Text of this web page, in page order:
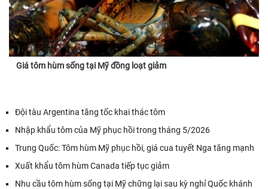
Giá tôm hùm sống tại Mỹ đồng loạt giảm
Đội tàu Argentina tăng tốc khai thác tôm
Nhập khẩu tôm của Mỹ phục hồi trong tháng 5/2026
Trung Quốc: Tôm hùm Mỹ phục hồi, giá cua tuyết Nga tăng mạnh
Xuất khẩu tôm hùm Canada tiếp tục giảm
Nhu cầu tôm hùm sống tại Mỹ chững lại sau kỳ nghỉ Quốc khánh